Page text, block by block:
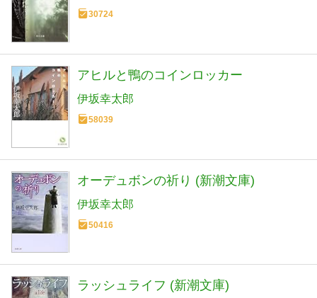
30724
アヒルと鴨のコインロッカー
伊坂幸太郎
58039
オーデュボンの祈り (新潮文庫)
伊坂幸太郎
50416
ラッシュライフ (新潮文庫)